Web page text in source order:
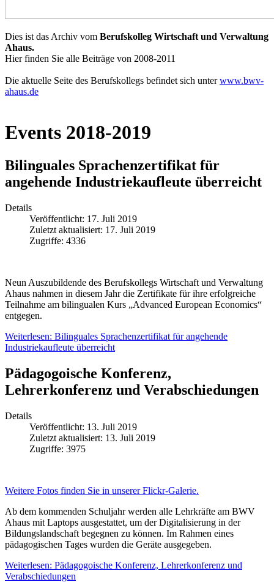
Dies ist das Archiv vom Berufskolleg Wirtschaft und Verwaltung
Ahaus.
Hier finden Sie alle Beiträge von 2008-2011
Die aktuelle Seite des Berufskollegs befindet sich unterwww.bwv-
ahaus.de
Events 2018-2019
Bilinguales Sprachenzertifikat für
angehende Industriekaufleute überreicht
Details
Veröffentlicht: 17. Juli 2019
Zuletzt aktualisiert: 17. Juli 2019
Zugriffe: 4336
Neun Auszubildende des Berufskollegs Wirtschaft und Verwaltung
Ahaus nahmen in diesem Jahr die Zertifikate für ihre erfolgreiche
Teilnahme am bilingualen Kurs „Advanced European Economics“
entgegen.
Weiterlesen: Bilinguales Sprachenzertifikat für angehende
Industriekaufleute überreicht
Pädagogoische Konferenz,
Lehrerkonferenz und Verabschiedungen
Details
Veröffentlicht: 13. Juli 2019
Zuletzt aktualisiert: 13. Juli 2019
Zugriffe: 3975
Weitere Fotos finden Sie in unserer Flickr-Galerie.
Ab dem kommenden Schuljahr werden alle Lehrkräfte am BWV
Ahaus mit Laptops ausgestattet, um der Digitalisierung in der
Bildungslandschaft begegnen zu können. Im Rahmen eines
pädagogischen Tages wurden die Geräte ausgegeben.
Weiterlesen: Pädagogoische Konferenz, Lehrerkonferenz und
Verabschiedungen